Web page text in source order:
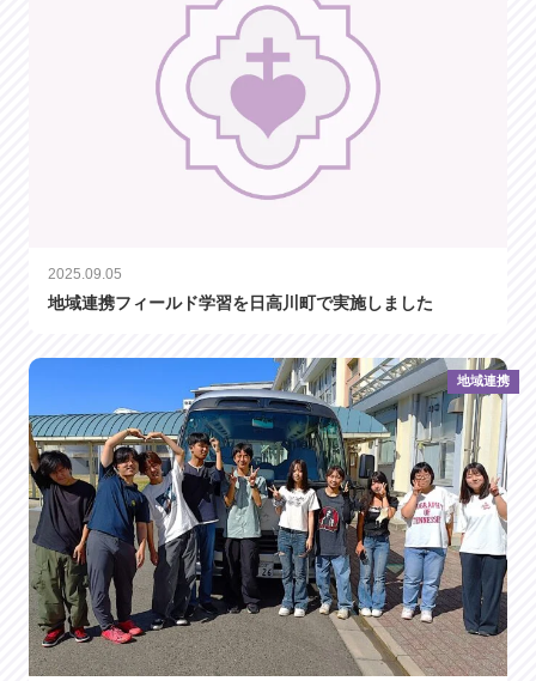
2025.09.05
地域連携フィールド学習を日高川町で実施しました
地域連携